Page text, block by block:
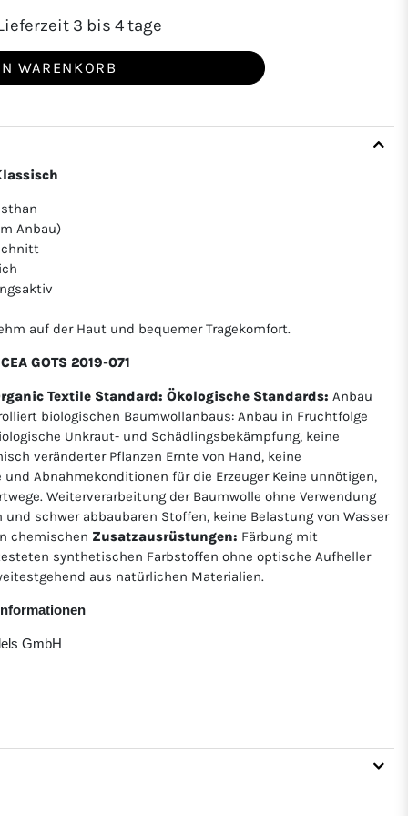
3 bis 4 tage
WARENKORB
Anbau)
auf der Haut und bequemer Tragekomfort.
GOTS 2019-071
Textile Standard: Ökologische Standards: Anbau
biologischen Baumwollanbaus: Anbau in Fruchtfolge
Unkraut- und Schädlingsbekämpfung, keine
veränderter Pflanzen Ernte von Hand, keine
Abnahmekonditionen für die Erzeuger Keine unnötigen,
Weiterverarbeitung der Baumwolle ohne Verwendung
schwer abbaubaren Stoffen, keine Belastung von Wasser
chemischen Zusatzausrüstungen: Färbung mit
synthetischen Farbstoffen ohne optische Aufheller
aus natürlichen Materialien.
GmbH